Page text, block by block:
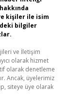
kişiler ile isim
bilgiler
ve İletişim
olarak hizmet
olarak denetleme
Ancak, üyelerimiz
siteye üye olarak